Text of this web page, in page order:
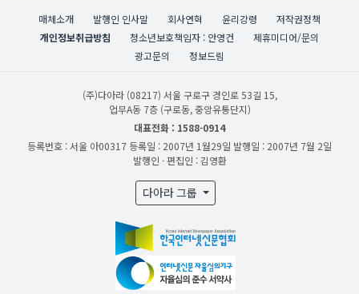
매체소개 발행인 인사말 회사연혁 윤리강령
저작권정책
개인정보취급방침
청소년보호책임자 : 안영건
제휴미디어/문의
광고문의
정보드림
(주)다아라 (08217) 서울 구로구 경인로 53길 15,
업무A동 7층 (구로동, 중앙유통단지)
대표전화 : 1588-0914
등록번호 : 서울 아00317 등록일 : 2007년 1월29일 발행일 : 2007년 7월 2일
발행인 · 편집인 : 김영환
다아라 그룹